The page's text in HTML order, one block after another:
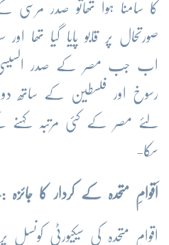
کا سامنا ہوا تھاتو صدر
صورتحال پر قابو پایا گیا تھا اور
اب جب مصر کے صدر
رسوخ اور فلسطین کے ساتھ
لئے مصر کے کئی مرتبہ کہنے
سکا-
اَقوامِ متحدہ کے کردار کا جائزہ
اقوامِ متحدہ کی سیکیورٹی